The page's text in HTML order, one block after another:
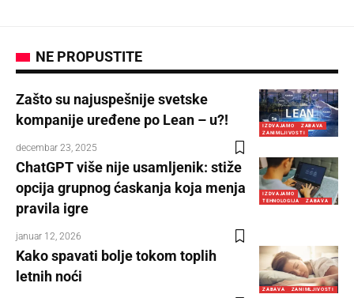
NE PROPUSTITE
IZDVAJAMO
ZABAVA
ZANIMLJIVOSTI
Zašto su najuspešnije svetske
kompanije uređene po Lean – u?!
decembar 23, 2025
IZDVAJAMO
TEHNOLOGIJA
ZABAVA
ChatGPT više nije usamljenik: stiže
opcija grupnog ćaskanja koja menja
pravila igre
januar 12, 2026
ZABAVA ZANIMLJIVOSTI
Kako spavati bolje tokom toplih
letnih noći